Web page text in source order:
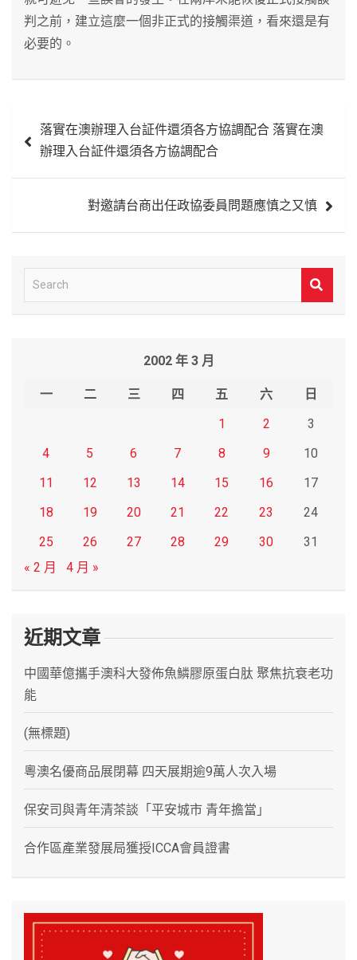
判之前，建立這麼一個非正式的接觸渠道，看來還是有
必要的。
章
落實在澳辦理入台証件還須各方協調配合 落實在澳
辦理入台証件還須各方協調配合
對邀請台商出任政協委員問題應慎之又慎
e
2002 年 3 月
一 二 三 四 五 六
日
1
2
3
4
5 6 7 8 9
10
11
12 13 14 15 16
17
18
19 20 21 22 23
24
25
26 27 28 29 30
31
« 2 月
4 月 »
近期文章
中國華億攜手澳科大發佈魚鱗膠原蛋白肽 聚焦抗衰老功
能
(無標題)
粵澳名優商品展閉幕 四天展期逾9萬人次入場
保安司與青年清茶談「平安城市 青年擔當」
合作區產業發展局獲授ICCA會員證書